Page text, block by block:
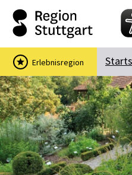
Suchbegriff
Das könnte Sie
Stadtführungen
Ausflugsziele
Erlebnisregion